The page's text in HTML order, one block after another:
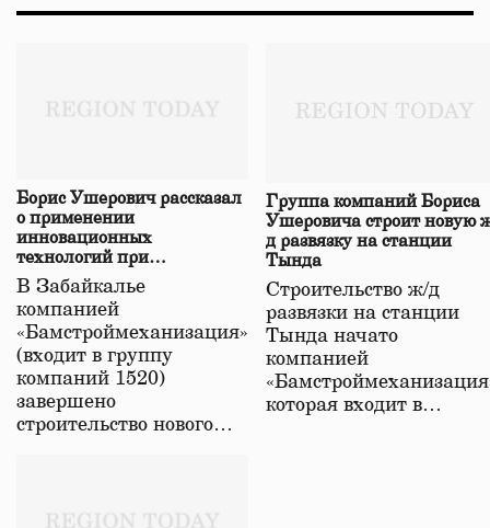
Борис Ушерович рассказал
о применении
инновационных
технологий при
строительстве нового моста
в Забайкалье
В Забайкалье
компанией
«Бамстроймеханизация»
(входит в группу
компаний 1520)
завершено
строительство нового…
Группа компаний Бориса
Ушеровича строит новую
д развязку на станции
Тында
Строительство ж/д
развязки на станции
Тында начато
компанией
которая входит в…